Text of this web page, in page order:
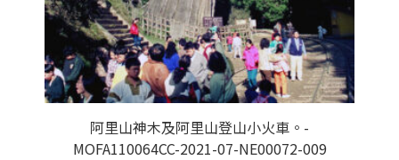
阿里山神木及阿里山登山小火車。-
MOFA110064CC-2021-07-NE00072-009